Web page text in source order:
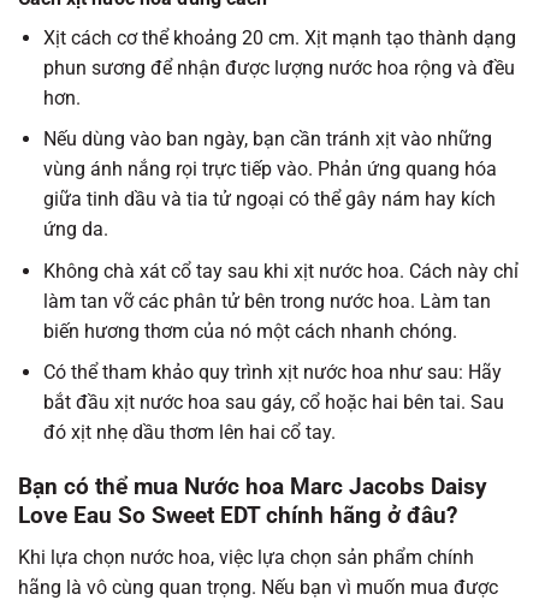
Xịt cách cơ thể khoảng 20 cm. Xịt mạnh tạo thành dạng
phun sương để nhận được lượng nước hoa rộng và đều
hơn.
Nếu dùng vào ban ngày, bạn cần tránh xịt vào những
vùng ánh nắng rọi trực tiếp vào. Phản ứng quang hóa
giữa tinh dầu và tia tử ngoại có thể gây nám hay kích
ứng da.
Không chà xát cổ tay sau khi xịt nước hoa. Cách này chỉ
làm tan vỡ các phân tử bên trong nước hoa. Làm tan
biến hương thơm của nó một cách nhanh chóng.
Có thể tham khảo quy trình xịt nước hoa như sau: Hãy
bắt đầu xịt nước hoa sau gáy, cổ hoặc hai bên tai. Sau
đó xịt nhẹ dầu thơm lên hai cổ tay.
Bạn có thể mua Nước hoa Marc Jacobs Daisy
Love Eau So Sweet EDT chính hãng ở đâu?
Khi lựa chọn nước hoa, việc lựa chọn sản phẩm chính
hãng là vô cùng quan trọng. Nếu bạn vì muốn mua được